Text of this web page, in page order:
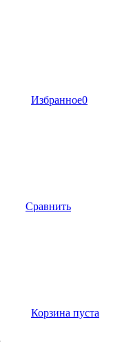
Избранное0
Сравнить
Корзина пуста